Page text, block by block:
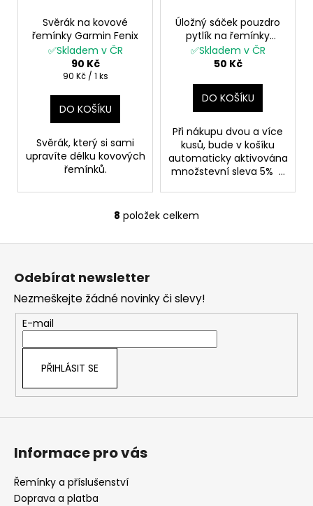
Svěrák na kovové
řemínky Garmin Fenix
✅Skladem v ČR
90 Kč
Měrná
90 Kč / 1 ks
DO KOŠÍKU
Svěrák, který si sami
upravíte délku kovových
řemínků.
Úložný sáček pouzdro
pytlík na řemínky
příslušenství hodinky
Garmin Fenix Epix
✅Skladem v ČR
50 Kč
DO KOŠÍKU
Při nákupu dvou a více
kusů, bude v košíku
automaticky aktivována
množstevní sleva 5% ...
O
v
a
c
í
p
k
v
8 položek celkem
Odebírat newsletter
Nezmeškejte žádné novinky či slevy!
E-mail
PŘIHLÁSIT SE
Informace pro vás
Řemínky a příslušenství
Doprava a platba